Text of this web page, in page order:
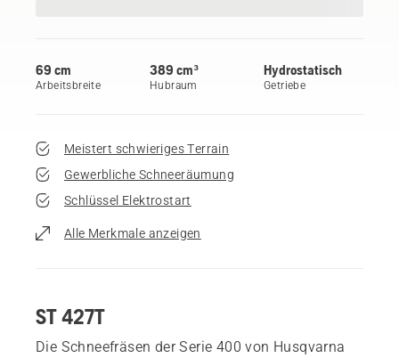
69 cm
Arbeitsbreite
389 cm³
Hubraum
Hydrostatisch
Getriebe
Meistert schwieriges Terrain
Gewerbliche Schneeräumung
Schlüssel Elektrostart
Alle Merkmale anzeigen
ST 427T
Die Schneefräsen der Serie 400 von Husqvarna